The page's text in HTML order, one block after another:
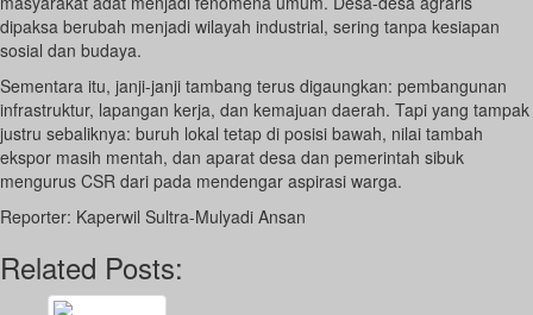
dipaksa berubah menjadi wilayah industrial, sering tanpa kesiapan
sosial dan budaya.
Sementara itu, janji-janji tambang terus digaungkan: pembangunan
infrastruktur, lapangan kerja, dan kemajuan daerah. Tapi yang tampak
justru sebaliknya: buruh lokal tetap di posisi bawah, nilai tambah
ekspor masih mentah, dan aparat desa dan pemerintah sibuk
mengurus CSR dari pada mendengar aspirasi warga.
Reporter: Kaperwil Sultra-Mulyadi Ansan
Related Posts: